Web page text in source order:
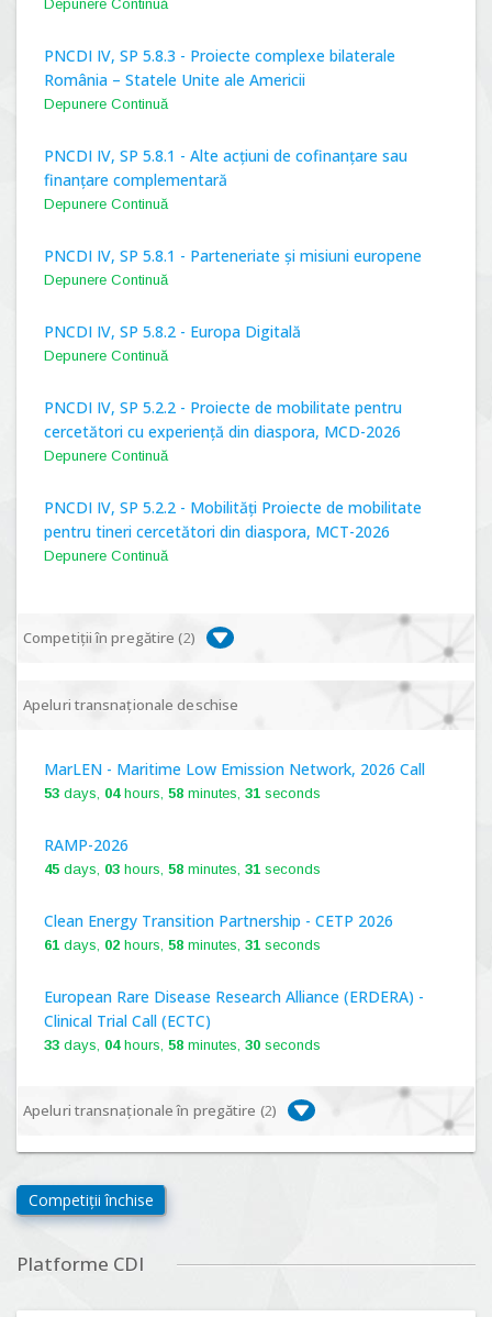
Depunere Continuă
PNCDI IV, SP 5.8.3 - Proiecte complexe bilaterale
România – Statele Unite ale Americii
Depunere Continuă
PNCDI IV, SP 5.8.1 - Alte acțiuni de cofinanțare sau
finanțare complementară
Depunere Continuă
PNCDI IV, SP 5.8.1 - Parteneriate și misiuni europene
Depunere Continuă
PNCDI IV, SP 5.8.2 - Europa Digitală
Depunere Continuă
PNCDI IV, SP 5.2.2 - Proiecte de mobilitate pentru
cercetători cu experiență din diaspora, MCD-2026
Depunere Continuă
PNCDI IV, SP 5.2.2 - Mobilități Proiecte de mobilitate
pentru tineri cercetători din diaspora, MCT-2026
Depunere Continuă
Competiții în pregătire (2)
PNCDI IV, P 5.1 - Proiecte Complexe de Cercetare de
PNCDI IV, SP 5.6.1 - Provocări - Schimbare, PPS2024
Apeluri transnaționale deschise
MarLEN - Maritime Low Emission Network, 2026 Call
53 days, 04hours, 58 minutes, 30 seconds
RAMP-2026
45 days, 03 hours, 58 minutes, 30 seconds
Clean Energy Transition Partnership - CETP 2026
61 days, 02 hours, 58 minutes, 30 seconds
European Rare Disease Research Alliance (ERDERA) -
Clinical Trial Call (ECTC)
33 days, 04hours, 58 minutes, 29 seconds
Apeluri transnaționale în pregătire (2)
biodiversitate, consecințe socio-ecologice și traiectorii
viitoare", Competiția 2026
Competiții închise
Platforme CDI